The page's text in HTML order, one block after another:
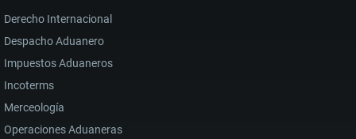
Derecho Internacional
Despacho Aduanero
Impuestos Aduaneros
Incoterms
Merceología
Operaciones Aduaneras